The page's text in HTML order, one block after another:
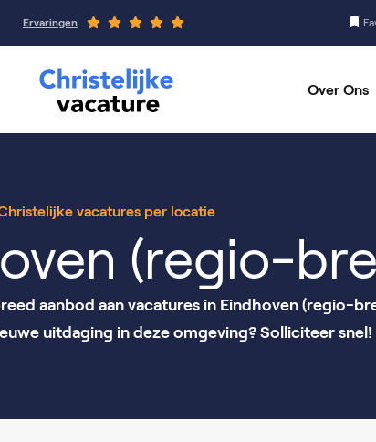
Ervaringen
Over Ons
vacatures per locatie
(regio-
aanbod aan vacatures in Eindhoven (regio-
uitdaging in deze omgeving? Solliciteer snel!